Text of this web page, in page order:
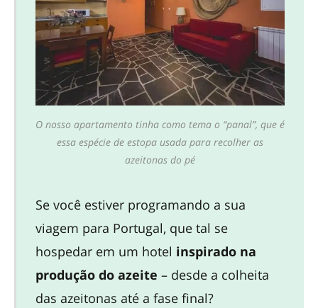
O nosso apartamento tinha como tema o “panal”, que é
essa espécie de estopa usada para recolher as
azeitonas do pé
Se você estiver programando a sua
viagem para Portugal, que tal se
hospedar em um hotel inspirado na
produção do azeite – desde a colheita
das azeitonas até a fase final?